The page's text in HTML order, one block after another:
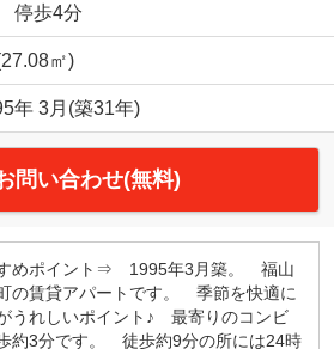
停歩4分
㎡)
年 3月(築31年)
問い合わせ(無料)
すめポイント⇒ 1995年3月築。 福山
の賃貸アパートです。 季節を快適に
うれしいポイント♪ 最寄りのコンビ
約3分です。 徒歩約9分の所には24時